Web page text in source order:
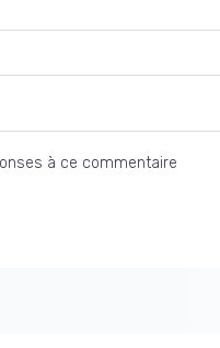
à ce commentaire